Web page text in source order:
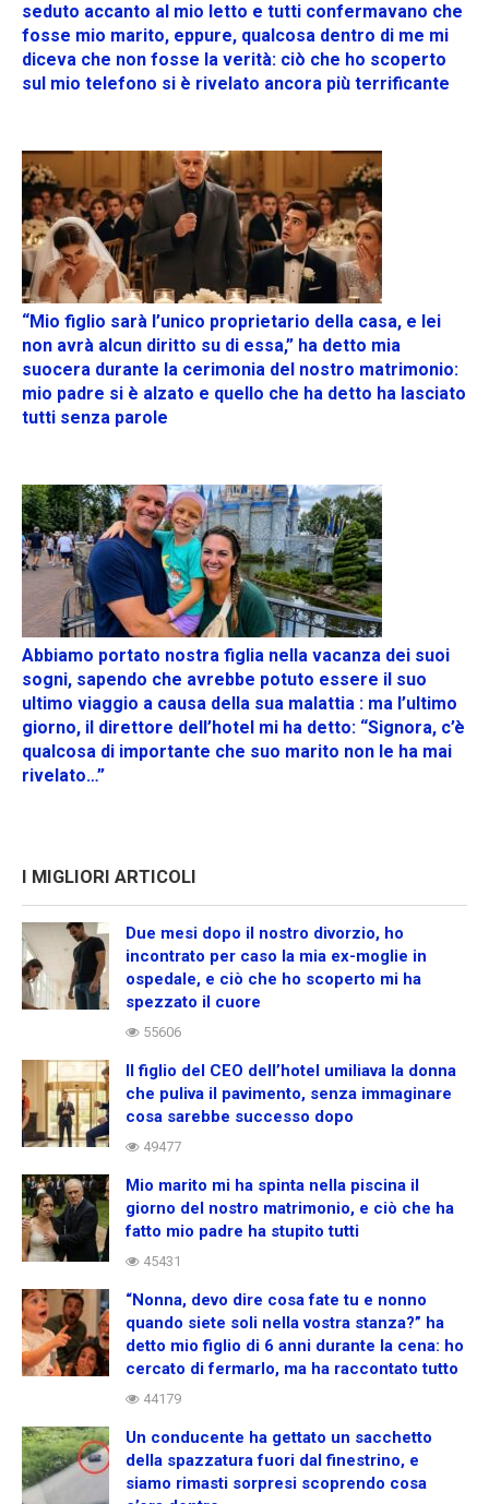
seduto accanto al mio letto e tutti confermavano che
fosse mio marito, eppure, qualcosa dentro di me mi
diceva che non fosse la verità: ciò che ho scoperto
sul mio telefono si è rivelato ancora più terrificante
“Mio figlio sarà l’unico proprietario della casa, e lei
non avrà alcun diritto su di essa,” ha detto mia
suocera durante la cerimonia del nostro matrimonio:
mio padre si è alzato e quello che ha detto ha lasciato
tutti senza parole
Abbiamo portato nostra figlia nella vacanza dei suoi
sogni, sapendo che avrebbe potuto essere il suo
ultimo viaggio a causa della sua malattia : ma l’ultimo
giorno, il direttore dell’hotel mi ha detto: “Signora, c’è
qualcosa di importante che suo marito non le ha mai
rivelato…”
I MIGLIORI ARTICOLI
Due mesi dopo il nostro divorzio, ho
incontrato per caso la mia ex-moglie in
ospedale, e ciò che ho scoperto mi ha
spezzato il cuore
55606
Il figlio del CEO dell’hotel umiliava la donna
che puliva il pavimento, senza immaginare
cosa sarebbe successo dopo
49477
Mio marito mi ha spinta nella piscina il
giorno del nostro matrimonio, e ciò che ha
fatto mio padre ha stupito tutti
45431
“Nonna, devo dire cosa fate tu e nonno
quando siete soli nella vostra stanza?” ha
detto mio figlio di 6 anni durante la cena: ho
cercato di fermarlo, ma ha raccontato tutto
44179
Un conducente ha gettato un sacchetto
della spazzatura fuori dal finestrino, e
siamo rimasti sorpresi scoprendo cosa